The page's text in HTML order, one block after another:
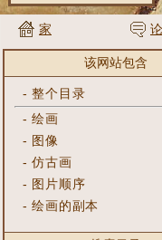
家
该网站包含
-整个目录
-绘画
- 图像
-仿古画
- 图片顺序
-绘画的副本